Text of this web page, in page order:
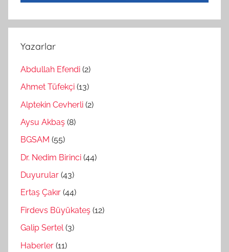
Yazarlar
Abdullah Efendi (2)
Ahmet Tüfekçi (13)
Alptekin Cevherli (2)
Aysu Akbaş (8)
BGSAM (55)
Dr. Nedim Birinci (44)
Duyurular (43)
Ertaş Çakır (44)
Firdevs Büyükateş (12)
Galip Sertel(3)
Haberler (11)